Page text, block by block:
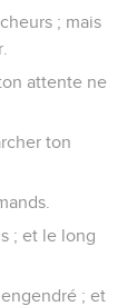
; mais
attente ne
ton
; et le long
; et